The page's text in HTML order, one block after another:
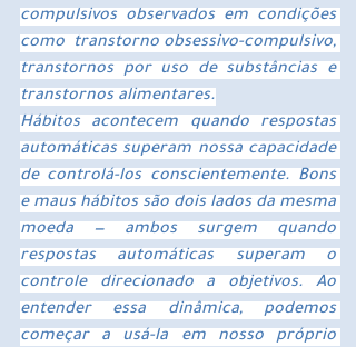
compulsivos observados em condições
como
transtorno obsessivo-compulsivo,
transtornos por uso de substâncias e
transtornos alimentares.
Hábitos acontecem quando respostas
automáticas superam nossa capacidade
de controlá-los conscientemente. Bons
e maus hábitos são dois lados da mesma
moeda — ambos surgem quando
respostas automáticas superam o
controle direcionado a objetivos. Ao
entender essa dinâmica, podemos
começar a usá-la em nosso próprio